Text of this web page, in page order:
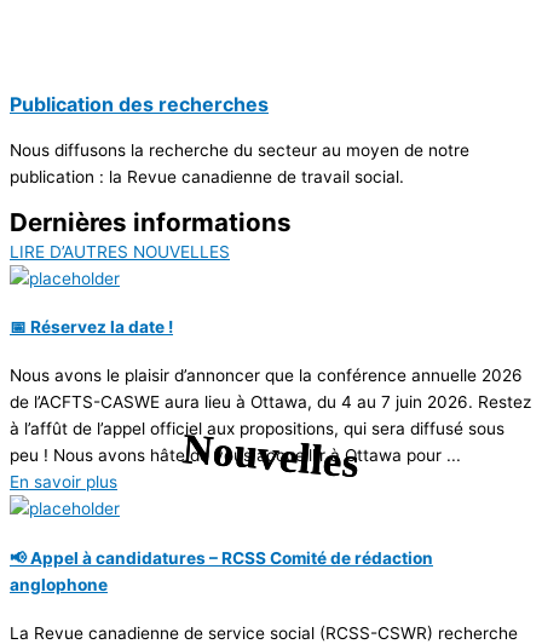
Publication des recherches
Nous diffusons la recherche du secteur au moyen de notre
publication : la Revue canadienne de travail social.
Dernières informations
LIRE D’AUTRES NOUVELLES
📅 Réservez la date !
Nous avons le plaisir d’annoncer que la conférence annuelle 2026
de l’ACFTS-CASWE aura lieu à Ottawa, du 4 au 7 juin 2026. Restez
à l’affût de l’appel officiel aux propositions, qui sera diffusé sous
peu ! Nous avons hâte de vous accueillir à Ottawa pour ...
En savoir plus
📢 Appel à candidatures – RCSS Comité de rédaction
anglophone
La Revue canadienne de service social (RCSS-CSWR) recherche